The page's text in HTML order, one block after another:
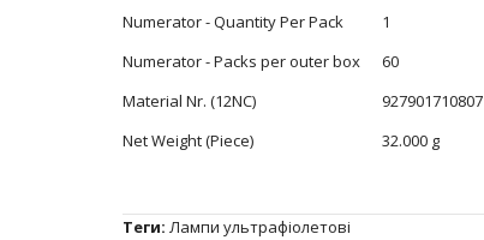
Numerator - Quantity Per Pack
1
Numerator - Packs per outer box
60
Material Nr. (12NC)
927901710807
Net Weight (Piece)
32.000 g
Теги: Лампи ультрафіолетові